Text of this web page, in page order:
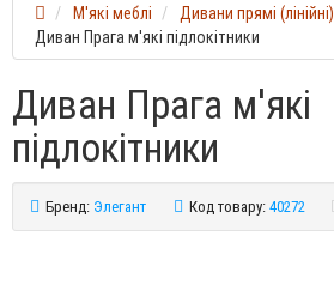
М'які меблі
Дивани прямі (лінійні)
Диван Прага м'які підлокітники
Диван Прага м'які
підлокітники
Бренд: Элегант Код товару:40272